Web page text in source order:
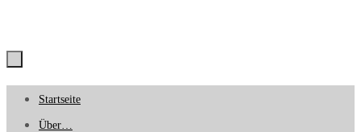
Zum
Inhalt
Startseite
Über…